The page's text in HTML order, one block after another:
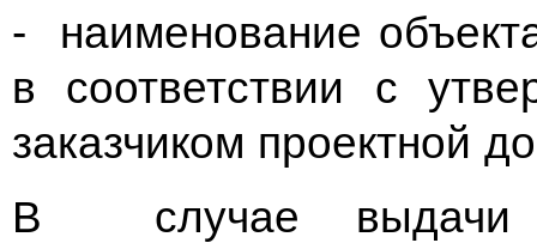
- наименование
в соответствии с
заказчиком проектной
В случае выдачи